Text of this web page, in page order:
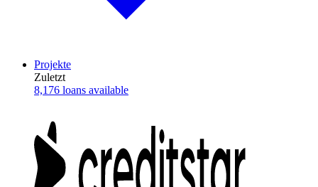
Projekte
Zuletzt
8,176 loans available